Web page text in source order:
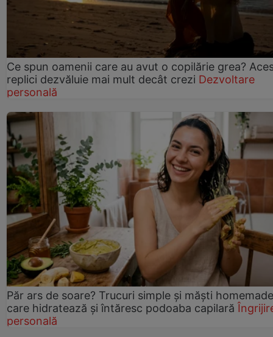
Ce spun oamenii care au avut o copilărie grea?
replici dezvăluie mai mult decât crezi Dezvoltare
personală
Păr ars de soare? Trucuri simple și măști homemade
care hidratează și întăresc podoaba capilară
personală